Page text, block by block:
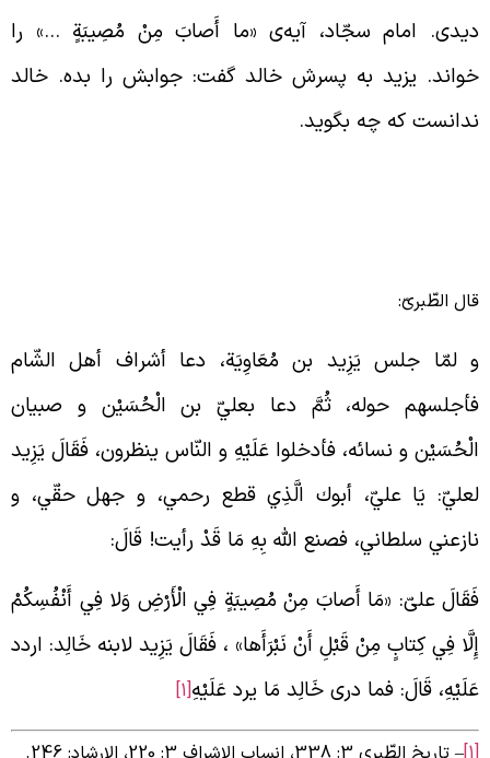
امام سجّاد، آیه‌ی «ما أَصابَ مِنْ مُصِيبَةٍ …» را
یزید به پسرش خالد گفت: جوابش را بده. خالد
که چه بگوید.
الطّبریّ:
لمّا جلس يَزِيد بن مُعَاوِيَة، دعا أشراف أهل الشّام
حوله، ثُمَّ دعا بعليّ بن الْحُسَيْن و صبيان
و نسائه، فأدخلوا عَلَيْهِ و النّاس ينظرون، فَقَالَ يَزِيد
يَا عليّ، أبوك الَّذِي قطع رحمي، و جهل حقّي، و
سلطاني، فصنع اللَّه بِهِ مَا قَدْ رأيت! قَالَ:
علیّ: «مَا أَصابَ مِنْ مُصِيبَةٍ فِي الْأَرْضِ وَلا فِي أَنْفُسِكُمْ
فِي كِتابٍ مِنْ قَبْلِ أَنْ نَبْرَأَها» ، فَقَالَ يَزِيد لابنه خَالِد: اردد
قَالَ: فما درى خَالِد مَا يرد عَلَيْهِ[1]